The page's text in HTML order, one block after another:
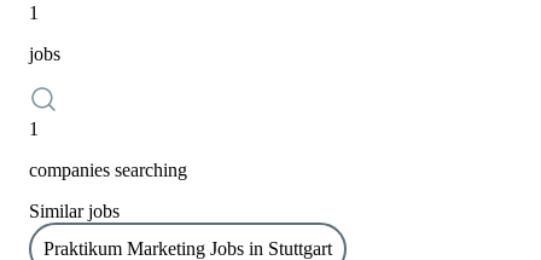
1
jobs
1
companies searching
Similar jobs
Praktikum Marketing Jobs in Stuttgart